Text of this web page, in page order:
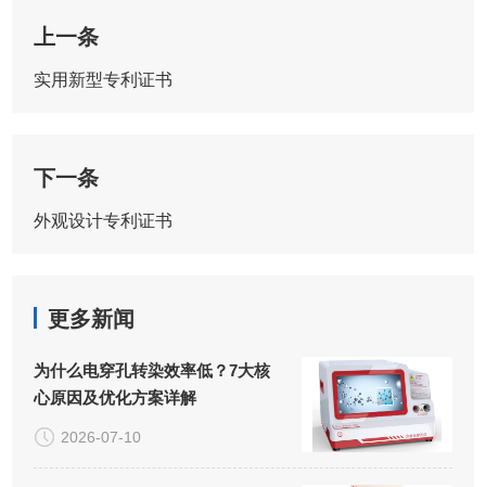
上一条
实用新型专利证书
下一条
外观设计专利证书
更多新闻
为什么电穿孔转染效率低？7大核
心原因及优化方案详解
2026-07-10